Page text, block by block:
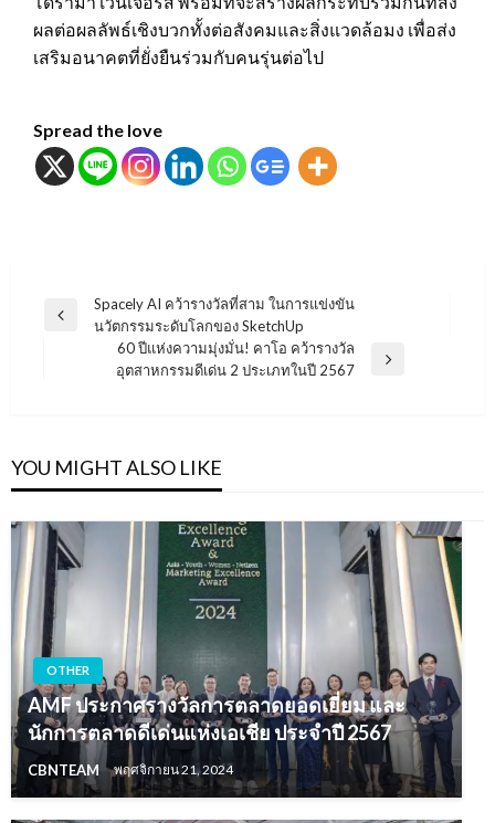
ผลต่อผลลัพธ์เชิงบวกทั้งต่อสังคมและสิ่งแวดล้อมง เพื่อส่ง
เสริมอนาคตที่ยั่งยืนร่วมกับคนรุ่นต่อไป
Spread the love
แนะแนว
Previous
Spacely AI คว้ารางวัลที่สาม ในการแข่งขัน
นวัตกรรมระดับโลกของ SketchUp
60 ปีแห่งความมุ่งมั่น! คาโอ คว้ารางวัล
อุตสาหกรรมดีเด่น 2 ประเภทในปี 2567
YOU MIGHT ALSO LIKE
OTHER
AMF ประกาศรางวัลการตลาดยอดเยี่ยม และ
นักการตลาดดีเด่นแห่งเอเชีย ประจำปี 2567
CBNTEAM พฤศจิกายน 21, 2024